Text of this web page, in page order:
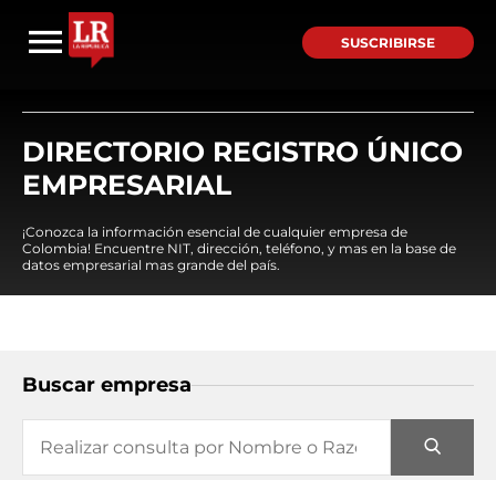
SUSCRIBIRSE
DIRECTORIO REGISTRO ÚNICO
EMPRESARIAL
¡Conozca la información esencial de cualquier empresa de
Colombia! Encuentre NIT, dirección, teléfono, y mas en la base de
datos empresarial mas grande del país.
Buscar empresa